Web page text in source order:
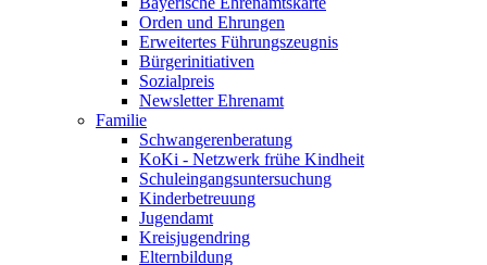
Orden und Ehrungen
Erweitertes Führungszeugnis
Bürgerinitiativen
Sozialpreis
Newsletter Ehrenamt
Familie
Schwangerenberatung
KoKi - Netzwerk frühe Kindheit
Schuleingangsuntersuchung
Kinderbetreuung
Jugendamt
Kreisjugendring
Elternbildung